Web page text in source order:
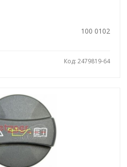
100 0102
Код: 2479819-64